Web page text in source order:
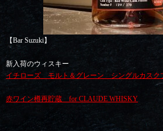
【Bar Suzuki】
新入荷のウィスキー
イチローズ モルト＆グレーン シングルカスク
赤ワイン樽再貯蔵 for CLAUDE WHISKY